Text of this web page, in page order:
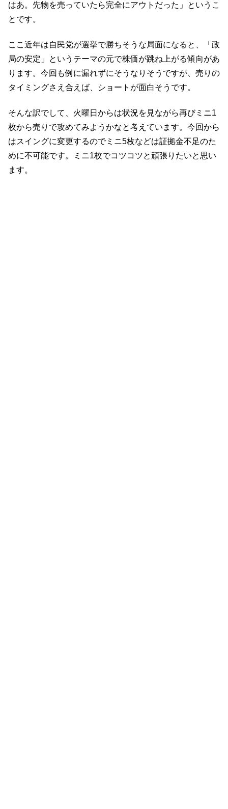
はあ。先物を売っていたら完全にアウトだった」というこ
とです。
ここ近年は自民党が選挙で勝ちそうな局面になると、「政
局の安定」というテーマの元で株価が跳ね上がる傾向があ
ります。今回も例に漏れずにそうなりそうですが、売りの
タイミングさえ合えば、ショートが面白そうです。
そんな訳でして、火曜日からは状況を見ながら再びミニ1
枚から売りで攻めてみようかなと考えています。今回から
はスイングに変更するのでミニ5枚などは証拠金不足のた
めに不可能です。ミニ1枚でコツコツと頑張りたいと思い
ます。